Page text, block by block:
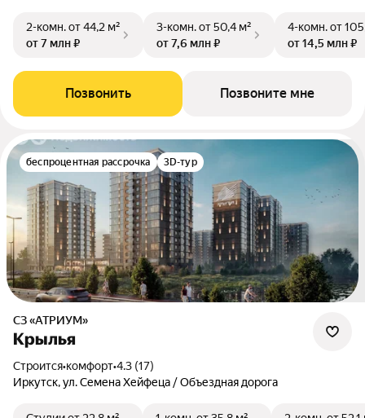
2-комн.от 44,2 м²
от 7 млн ₽
3-комн.от 50,4 м²
от 7,6 млн ₽
4-комн.от
от 14,5 млн ₽
Позвонить Позвоните мне
беспроцентная рассрочка 3D-тур
СЗ «АТРИУМ»
Крылья
Строится•комфорт•4.3 (17)
Иркутск, ул. Семена Хейфеца / Объездная дорога